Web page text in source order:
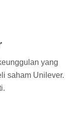
yang
saham Unilever.